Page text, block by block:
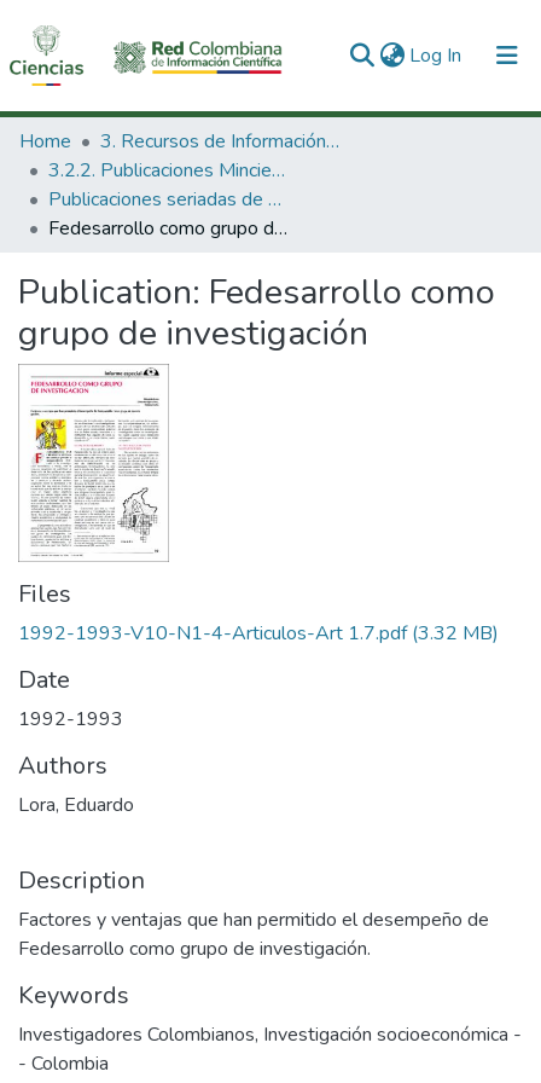
Log In (current)
Communities & Collections
All of DSpace
Statistics
Home
3. Recursos de Información Científica y Tecnológica
3.2.2. Publicaciones Minciencias
Publicaciones seriadas de Minciencias
Fedesarrollo como grupo de investigación
Publication: Fedesarrollo como
grupo de investigación
Files
1992-1993-V10-N1-4-Articulos-Art 1.7.pdf(3.32 MB)
Date
1992-1993
Authors
Lora, Eduardo
Description
Factores y ventajas que han permitido el desempeño de
Fedesarrollo como grupo de investigación.
Keywords
Investigadores Colombianos, Investigación socioeconómica -
- Colombia